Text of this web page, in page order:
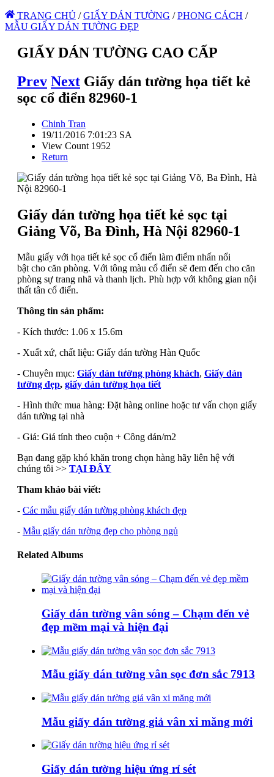
TRANG CHỦ / GIẤY DÁN TƯỜNG / PHONG CÁCH /
MẪU GIẤY DÁN TƯỜNG ĐẸP
GIẤY DÁN TƯỜNG CAO CẤP
Prev Next Giấy dán tường họa tiết kẻ
sọc cổ điển 82960-1
Chinh Tran
19/11/2016 7:01:23 SA
View Count 1952
Return
Giấy dán tường họa tiết kẻ sọc tại
Giảng Võ, Ba Đình, Hà Nội 82960-1
Mẫu giấy với họa tiết kẻ sọc cổ điển làm điểm nhấn nổi
bật cho căn phòng. Với tông màu cổ điển sẽ đem đến cho căn
phòng sự trang nhã và thanh lịch. Phù hợp với không gian nội
thất tân cổ điển.
Thông tin sản phẩm:
- Kích thước: 1.06 x 15.6m
- Xuất xứ, chất liệu: Giấy dán tường Hàn Quốc
- Chuyên mục: Giấy dán tường phòng khách, Giấy dán
tường đẹp, giấy dán tường họa tiết
- Hình thức mua hàng: Đặt hàng online hoặc tư vấn chọn giấy
dán tường tại nhà
- Giá: Giá tính theo cuộn + Công dán/m2
Bạn đang gặp khó khăn trong chọn hàng hãy liên hệ với
chúng tôi >> TẠI ĐÂY
Tham khảo bài viết:
- Các mẫu giấy dán tường phòng khách đẹp
- Mẫu giấy dán tường đẹp cho phòng ngủ
Related Albums
Giấy dán tường vân sóng – Chạm đến vẻ
đẹp mềm mại và hiện đại
Mẫu giấy dán tường vân sọc đơn sắc 7913
Mẫu giấy dán tường giả vân xi măng mới
Giấy dán tường hiệu ứng rỉ sét